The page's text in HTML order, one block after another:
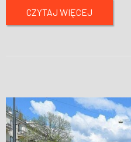
CZYTAJ WIĘCEJ